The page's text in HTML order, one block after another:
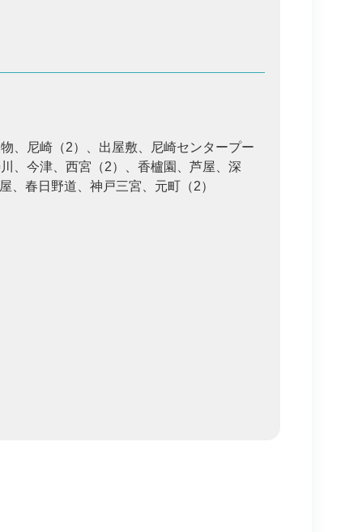
、尼崎（2）、出屋敷、尼崎センタープー
、今津、西宮（2）、香櫨園、芦屋、深
、春日野道、神戸三宮、元町（2）